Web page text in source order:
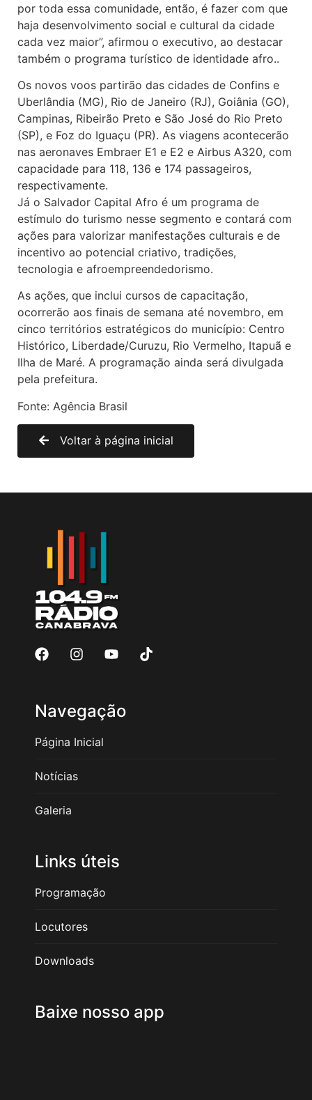
por toda essa comunidade, então, é fazer com que
haja desenvolvimento social e cultural da cidade
cada vez maior”, afirmou o executivo, ao destacar
também o programa turístico de identidade afro..
Os novos voos partirão das cidades de Confins e
Uberlândia (MG), Rio de Janeiro (RJ), Goiânia (GO),
Campinas, Ribeirão Preto e São José do Rio Preto
(SP), e Foz do Iguaçu (PR). As viagens acontecerão
nas aeronaves Embraer E1 e E2 e Airbus A320, com
capacidade para 118, 136 e 174 passageiros,
respectivamente.
Já o Salvador Capital Afro é um programa de
estímulo do turismo nesse segmento e contará com
ações para valorizar manifestações culturais e de
incentivo ao potencial criativo, tradições,
tecnologia e afroempreendedorismo.
As ações, que inclui cursos de capacitação,
ocorrerão aos finais de semana até novembro, em
cinco territórios estratégicos do município: Centro
Histórico, Liberdade/Curuzu, Rio Vermelho, Itapuã e
Ilha de Maré. A programação ainda será divulgada
pela prefeitura.
Fonte: Agência Brasil
Voltar à página inicial
Navegação
Página Inicial
Notícias
Galeria
Links úteis
Programação
Locutores
Downloads
Baixe nosso app